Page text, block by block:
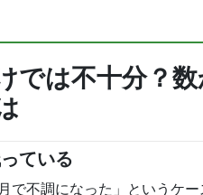
では不十分？
ている
で不調になった」というケ